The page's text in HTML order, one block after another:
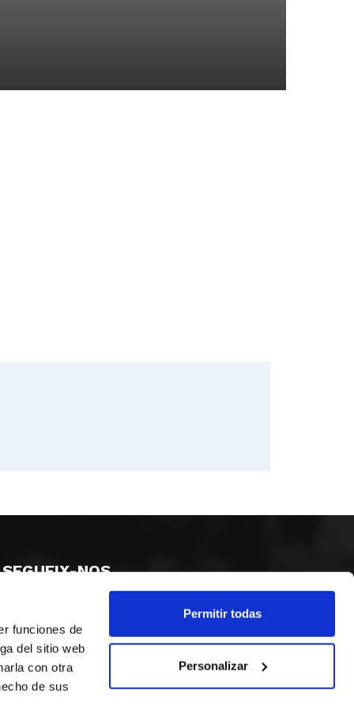
funciones de
del sitio web
con otra
de sus
Permitir todas
Personalizar
SEGUEIX-NOS